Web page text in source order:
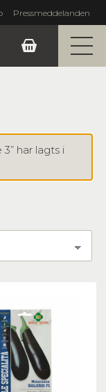
Pressmeddelanden
har lagts i